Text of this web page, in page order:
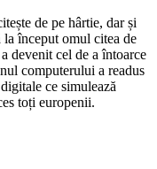
de pe hârtie, dar și
început omul citea de
devenit cel de a întoarce
computerului a readus
ce simulează
toți europenii.